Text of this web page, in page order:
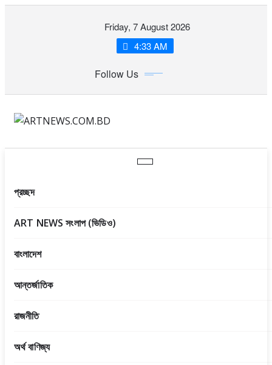
Friday, 7 August 2026
4:33 AM
Follow Us
প্রচ্ছদ
ART NEWS সংলাপ (ভিডিও)
বাংলাদেশ
আন্তর্জাতিক
রাজনীতি
অর্থ বাণিজ্য